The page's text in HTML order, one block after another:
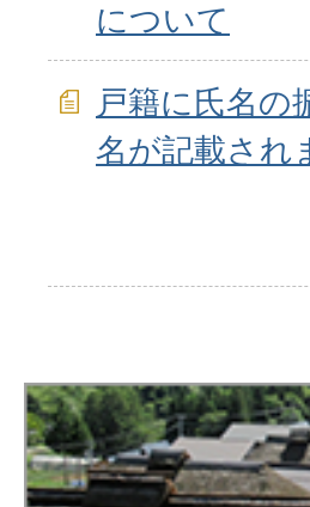
について
戸籍に氏名の
名が記載され